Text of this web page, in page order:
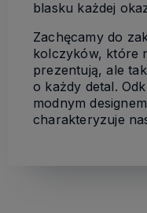
blasku każdej
Zachęcamy do
kolczyków, które
prezentują, ale
o każdy detal.
modnym
charakteryzuje